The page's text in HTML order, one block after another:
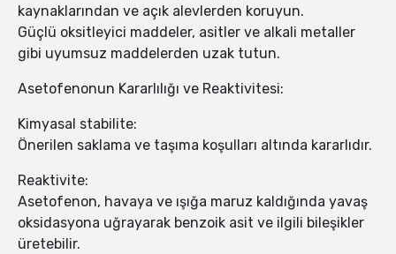
kaynaklarından ve açık alevlerden koruyun.
Güçlü oksitleyici maddeler, asitler ve alkali metaller
gibi uyumsuz maddelerden uzak tutun.
Asetofenonun Kararlılığı ve Reaktivitesi:
Kimyasal stabilite:
Önerilen saklama ve taşıma koşulları altında kararlıdır.
Reaktivite:
Asetofenon, havaya ve ışığa maruz kaldığında yavaş
oksidasyona uğrayarak benzoik asit ve ilgili bileşikler
üretebilir.